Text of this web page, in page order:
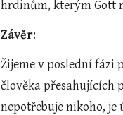
hrdinům, kterým Gott
Závěr:
Žijeme v poslední fázi
člověka přesahujících
nepotřebuje nikoho, je